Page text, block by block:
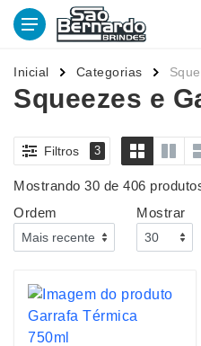
Inicial Categorias
Squeezes e
Filtros 3
Mostrando 30 de 406
Ordem
Mostrar